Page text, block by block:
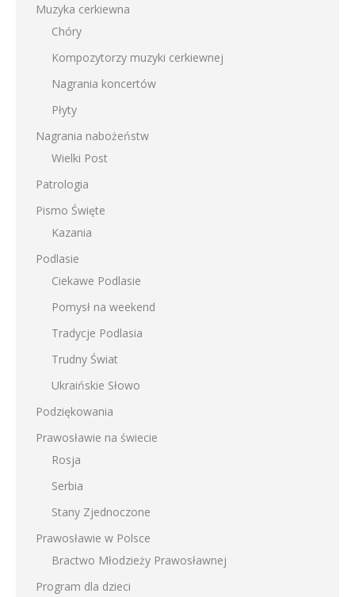
Muzyka cerkiewna
Chóry
Kompozytorzy muzyki cerkiewnej
Nagrania koncertów
Płyty
Nagrania nabożeństw
Wielki Post
Patrologia
Pismo Święte
Kazania
Podlasie
Ciekawe Podlasie
Pomysł na weekend
Tradycje Podlasia
Trudny Świat
Ukraińskie Słowo
Podziękowania
Prawosławie na świecie
Rosja
Serbia
Stany Zjednoczone
Prawosławie w Polsce
Bractwo Młodzieży Prawosławnej
Program dla dzieci